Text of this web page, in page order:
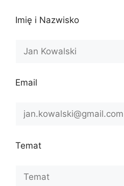
Imię i Nazwisko
Email
Temat